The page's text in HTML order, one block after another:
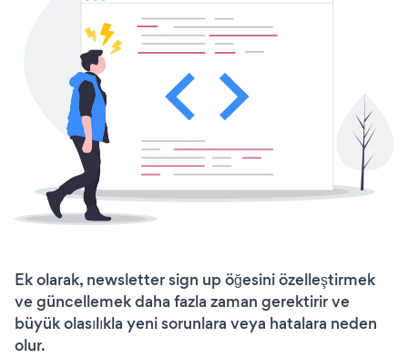
Ek olarak, newsletter sign up öğesini özelleştirmek
ve güncellemek daha fazla zaman gerektirir ve
büyük olasılıkla yeni sorunlara veya hatalara neden
olur.